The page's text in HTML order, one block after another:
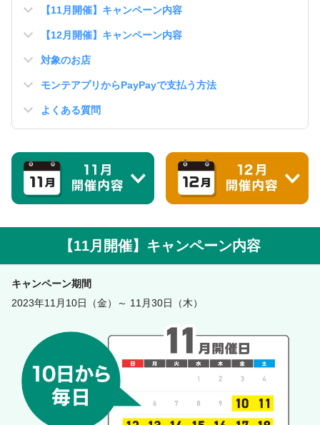
【11月開催】キャンペーン内容
【12月開催】キャンペーン内容
対象のお店
モンテアプリからPayPayで支払う方法
よくある質問
【11月開催】キャンペーン内容
キャンペーン期間
2023年11月10日（金）～ 11月30日（木）